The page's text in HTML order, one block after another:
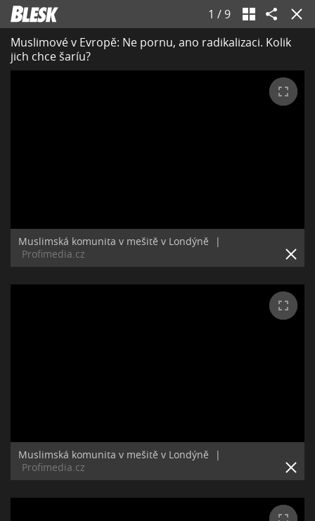
1 / 9
Muslimové v Evropě: Ne pornu, ano radikalizaci. Kolik
jich chce šaríu?
Muslimská komunita v mešitě v Londýně
|
Profimedia.cz
Muslimská komunita v mešitě v Londýně
|
Profimedia.cz